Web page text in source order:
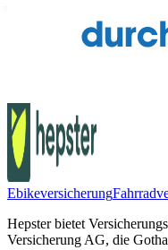
Versicherung
Ebikeversicherung
Hepster bietet
Versicherung AG, die